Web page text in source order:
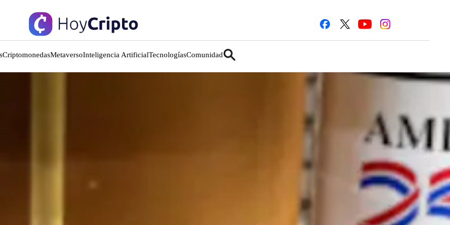
CriptomonedasMetaversoInteligencia ArtificialTecnologíasComunidad